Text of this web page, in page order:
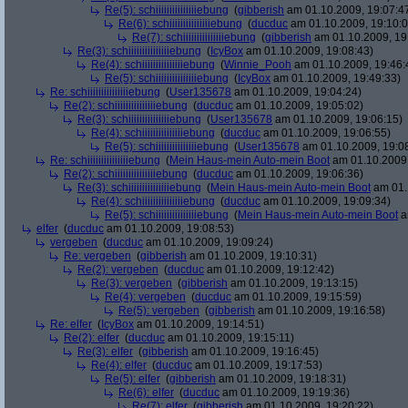
Re(5): schiiiiiiiiiiiiiiiebung (gibberish am 01.10.2009,
Re(6): schiiiiiiiiiiiiiiiebung (ducduc am 01.10.2009,
Re(7): schiiiiiiiiiiiiiiiebung (gibberish am 01.10.2009,
Re(3): schiiiiiiiiiiiiiiiebung ( IcyBox am 01.10.2009, 19:08:43)
Re(4): schiiiiiiiiiiiiiiiebung (Winnie_Pooh am 01.10.2009,
Re(5): schiiiiiiiiiiiiiiiebung ( IcyBox am 01.10.2009, 19:49:33)
Re: schiiiiiiiiiiiiiiiebung (User135678 am 01.10.2009, 19:04:24)
Re(2): schiiiiiiiiiiiiiiiebung (ducduc am 01.10.2009, 19:05:02)
Re(3): schiiiiiiiiiiiiiiiebung (User135678 am 01.10.2009, 19:06:15)
Re(4): schiiiiiiiiiiiiiiiebung (ducduc am 01.10.2009, 19:06:55)
Re(5): schiiiiiiiiiiiiiiiebung (User135678 am 01.10.2009,
Re: schiiiiiiiiiiiiiiiebung (Mein Haus-mein Auto-mein Boot am
Re(2): schiiiiiiiiiiiiiiiebung (ducduc am 01.10.2009, 19:06:36)
Re(3): schiiiiiiiiiiiiiiiebung (Mein Haus-mein Auto-mein Boot am
Re(4): schiiiiiiiiiiiiiiiebung (ducduc am 01.10.2009, 19:09:34)
Re(5): schiiiiiiiiiiiiiiiebung (Mein Haus-mein Auto-mein Boot
elfer (ducduc am 01.10.2009, 19:08:53)
vergeben (ducduc am 01.10.2009, 19:09:24)
Re: vergeben (gibberish am 01.10.2009, 19:10:31)
Re(2): vergeben (ducduc am 01.10.2009, 19:12:42)
Re(3): vergeben (gibberish am 01.10.2009, 19:13:15)
Re(4): vergeben (ducduc am 01.10.2009, 19:15:59)
Re(5): vergeben (gibberish am 01.10.2009, 19:16:58)
Re: elfer ( IcyBox am 01.10.2009, 19:14:51)
Re(2): elfer (ducduc am 01.10.2009, 19:15:11)
Re(3): elfer (gibberish am 01.10.2009, 19:16:45)
Re(4): elfer (ducduc am 01.10.2009, 19:17:53)
Re(5): elfer (gibberish am 01.10.2009, 19:18:31)
Re(6): elfer (ducduc am 01.10.2009, 19:19:36)